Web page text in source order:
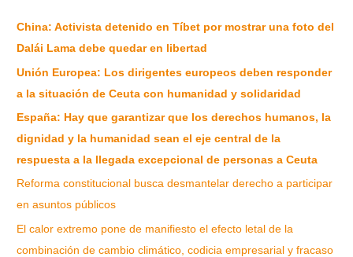
China: Activista detenido en Tíbet por mostrar una foto del
Dalái Lama debe quedar en libertad
Unión Europea: Los dirigentes europeos deben responder
a la situación de Ceuta con humanidad y solidaridad
España: Hay que garantizar que los derechos humanos, la
dignidad y la humanidad sean el eje central de la
respuesta a la llegada excepcional de personas a Ceuta
Reforma constitucional busca desmantelar derecho a participar
en asuntos públicos
El calor extremo pone de manifiesto el efecto letal de la
combinación de cambio climático, codicia empresarial y fracaso